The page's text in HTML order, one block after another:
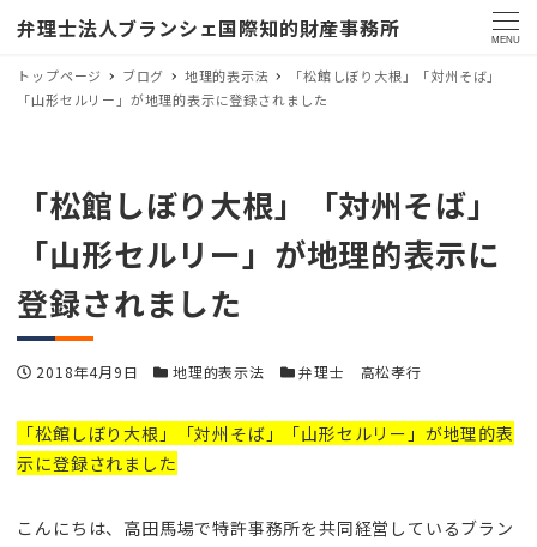
弁理士法人ブランシェ国際知的財産事務所 MENU
トップページ ブログ 地理的表示法
「松館しぼり大根」「対州そば」
「山形セルリー」が地理的表示に登録されました
「松館しぼり大根」「対州そば」
「山形セルリー」が地理的表示に
登録されました
投稿日
2018年4月9日 カテゴリー
地理的表示法 カテゴリー
弁理士 高松孝行
「松館しぼり大根」「対州そば」「山形セルリー」が地理的表
示に登録されました
こんにちは、高田馬場で特許事務所を共同経営しているブラン